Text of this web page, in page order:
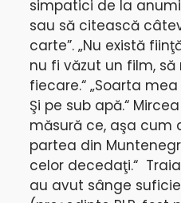
simpatici de la
sau să citească
carte”. „Nu există
nu fi văzut un film,
fiecare.“ „Soarta
Şi pe sub apă.“
măsură ce, aşa cum
partea din
celor decedaţi.“
au avut sânge